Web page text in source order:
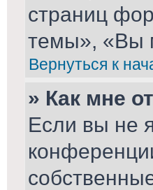
страниц
темы», «Вы
Вернуться к
» Как мне
Если вы не